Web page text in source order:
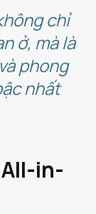
chỉ
ở, mà là
phong
nhất
in-